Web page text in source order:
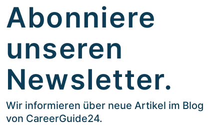
Abonniere
unseren
Newsletter.
Wir informieren über neue Artikel im Blog
von CareerGuide24.